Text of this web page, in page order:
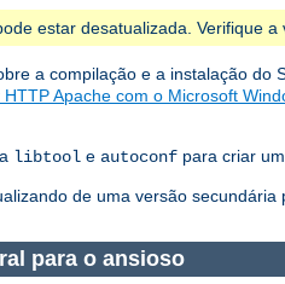
estar desatualizada. Verifique
a compilação e a instalação do
Apache com o Microsoft
libtool e autoconf para criar
de uma versão
para o ansioso